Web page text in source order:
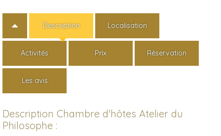
Description Localisation
Activités Prix Réservation
Les avis
Description Chambre d'hôtes Atelier du
Philosophe :